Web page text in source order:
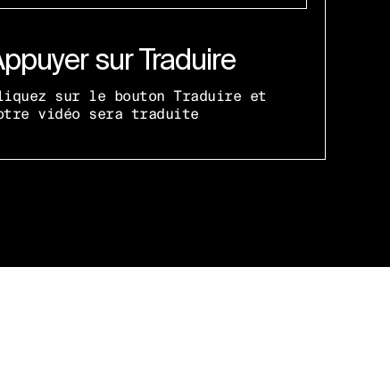
sur Traduire
sur le bouton Traduire et
vidéo sera traduite